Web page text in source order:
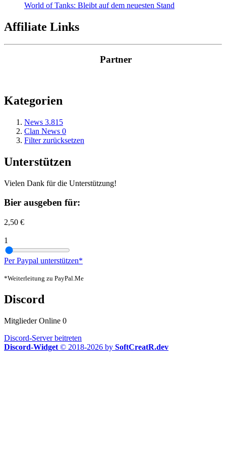
World of Tanks: Bleibt auf dem neuesten Stand
Affiliate Links
Partner
Kategorien
News 3.815
Clan News 0
Filter zurücksetzen
Unterstützen
Vielen Dank für die Unterstützung!
Bier ausgeben für:
2,50 €
1
Per Paypal unterstützen*
*Weiterleitung zu PayPal.Me
Discord
Mitglieder Online 0
Discord-Server beitreten
Discord-Widget © 2018-2026 by SoftCreatR.dev